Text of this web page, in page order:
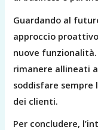
Guardando al
approccio
nuove funzionalità.
rimanere allineati
soddisfare sempre
dei clienti.
Per concludere,